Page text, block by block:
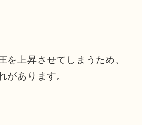
を上昇させてしまうため、
があります。